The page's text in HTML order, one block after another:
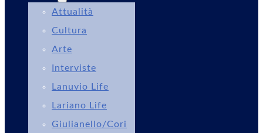
Attualità
Cultura
Arte
Interviste
Lanuvio Life
Lariano Life
Giulianello/Cori